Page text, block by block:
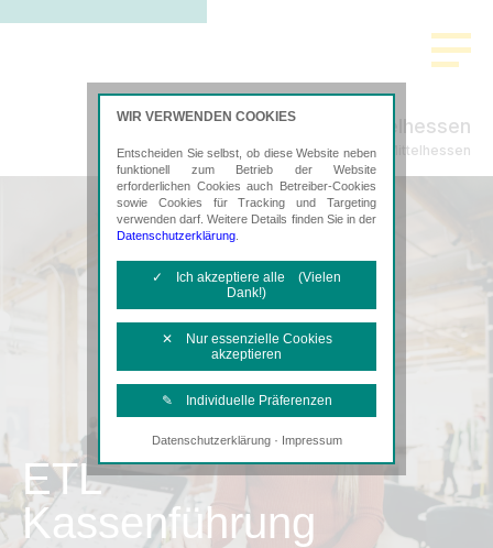
ADVISA Mittelhessen
Steuerberatung in Mittelhessen
ETL
Kassenführung
WIR VERWENDEN COOKIES
Entscheiden Sie selbst, ob diese Website neben
funktionell zum Betrieb der Website
erforderlichen Cookies auch Betreiber-Cookies
sowie Cookies für Tracking und Targeting
verwenden darf. Weitere Details finden Sie in der
Datenschutzerklärung
✓ Ich akzeptiere alle (Vielen
Dank!)
✕ Nur essenzielle Cookies
akzeptieren
✎ Individuelle Präferenzen
Notwendige Cookies
Diese Cookies sind erforderlich, um die
zu sichern.
Tracking- und Targeting-Cookies
Datenschutzerklärung· Impressum